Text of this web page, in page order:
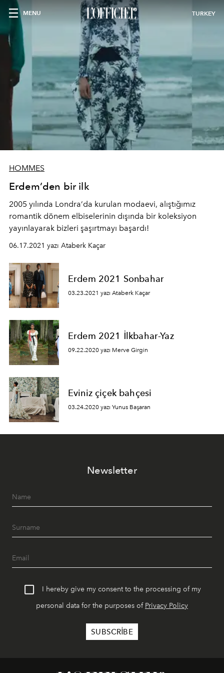
MENU TURKEY
HOMMES
Erdem’den bir ilk
2005 yılında Londra’da kurulan modaevi, alıştığımız
romantik dönem elbiselerinin dışında bir koleksiyon
yayınlayarak bizleri şaşırtmayı başardı!
06.17.2021 yazı Ataberk Kaçar
Erdem 2021 Sonbahar
03.23.2021 yazı Ataberk Kaçar
Erdem 2021 İlkbahar-Yaz
09.22.2020 yazı Merve Girgin
Eviniz çiçek bahçesi
03.24.2020 yazı Yunus Başaran
Newsletter
I hereby give my consent to the processing of my
personal data for the purposes of Privacy Policy